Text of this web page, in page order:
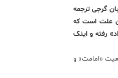
گرجی ترجمه
علت است که
رفته و اینک
«امامت» و